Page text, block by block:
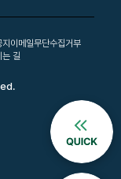
이메일무단수집거부
는 길